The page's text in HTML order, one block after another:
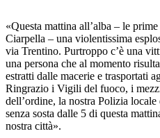
«Questa mattina all’alba – le
Ciarpella – una violentissima
via Trentino. Purtroppo c’è una
una persona che al momento
estratti dalle macerie e trasportati
Ringrazio i Vigili del fuoco, i
dell’ordine, la nostra Polizia
senza sosta dalle 5 di questa
nostra città».